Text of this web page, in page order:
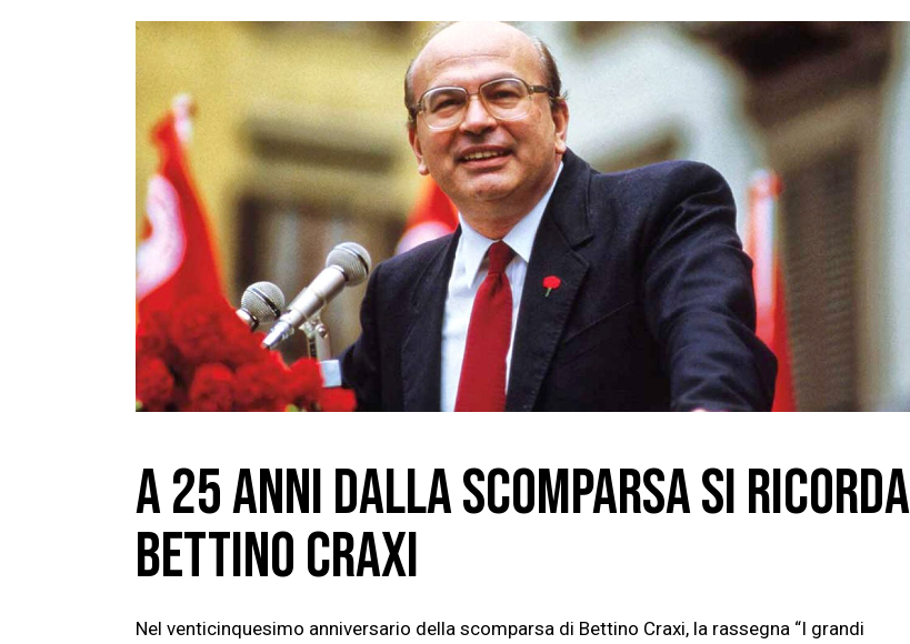
A 25 ANNI DALLA SCOMPARSA SI RICORDA
BETTINO CRAXI
Nel venticinquesimo anniversario della scomparsa di Bettino Craxi, la rassegna “I grandi